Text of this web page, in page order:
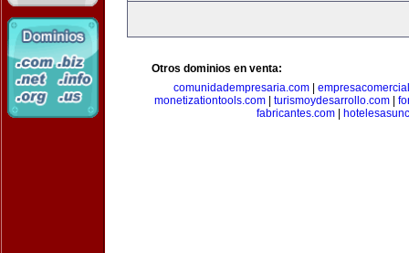
Otros dominios en venta:
comunidadempresaria.com
monetizationtools.com| turismoydesarrollo.com|
fabricantes.com|